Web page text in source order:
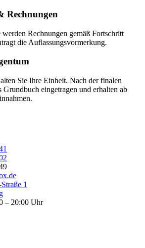
Rechnungen
Rechnungen gemäß Fortschritt
die Auflassungsvormerkung.
Sie Ihre Einheit. Nach der finalen
eingetragen und erhalten ab
1
– 20:00 Uhr